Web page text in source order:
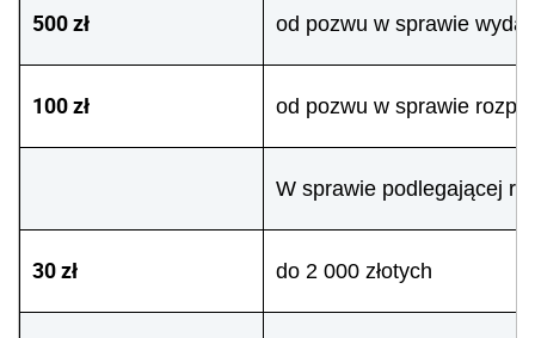
500 zł od pozwu w sprawie
100 zł od pozwu w sprawie
W sprawie podlegającej
30 zł do 2 000 złotych